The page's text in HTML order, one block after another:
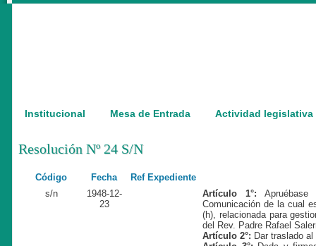
Institucional Mesa de Entrada Actividad legislativa
Resolución Nº 24 S/N
Código Fecha
Ref Expediente
s/n
1948-12-
23
Artículo 1°:
Comunicación de la cual
(h), relacionada para
del Rev. Padre Rafael
Artículo 2°: Dar traslado